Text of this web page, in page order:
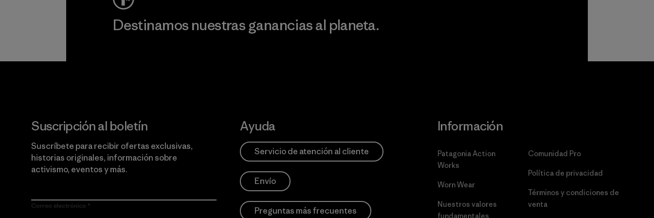
Destinamos nuestras ganancias al planeta.
Suscripción al boletín
Suscríbete para recibir ofertas exclusivas,
historias originales, información sobre
activismo, eventos y más.
Correo electrónico
Ayuda
Servicio de atención al cliente
Envío
Preguntas más frecuentes
Información
Patagonia Action
Works
Worn Wear
Nuestros valores
fundamentales
Comunidad Pro
Política de privacidad
Términos y condiciones de
venta